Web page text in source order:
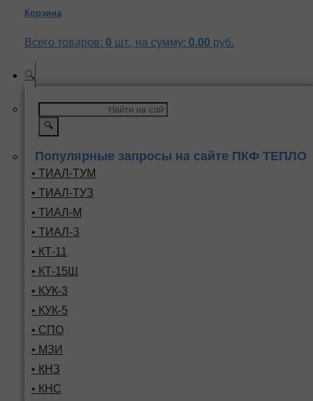
Корзина
Всего товаров: 0 шт., на сумму: 0.00 руб.
🔍
🔍
Популярные запросы на сайте ПКФ ТЕПЛО
• ТИАЛ-ТУМ
• ТИАЛ-ТУЗ
• ТИАЛ-М
• ТИАЛ-З
• КТ-11
• КТ-15Ш
• КУК-3
• КУК-5
• СПО
• МЗИ
• КНЗ
• КНС